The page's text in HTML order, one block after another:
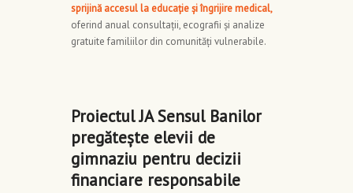
sprijină accesul la educație și îngrijire medical,
oferind anual consultații, ecografii și analize
gratuite familiilor din comunități vulnerabile.
Proiectul JA Sensul Banilor
pregătește elevii de
gimnaziu pentru decizii
financiare responsabile